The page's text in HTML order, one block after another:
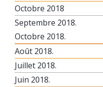
Octobre 2018
Septembre 2018.
Octobre 2018.
Août 2018.
Juillet 2018.
Juin 2018.